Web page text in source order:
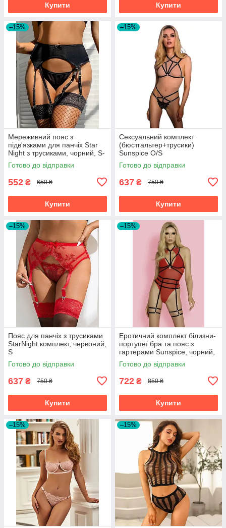
Купити Купити
–15%
Мереживний пояс з
підв'язками для панчіх Star
Night з трусиками, чорний, S-
M
Готово до відправки
552 ₴ 650 ₴
Купити
–15%
Сексуальний комплект
(бюстгальтер+трусики)
Sunspice O/S
Готово до відправки
637 ₴ 750 ₴
Купити
–15%
Пояс для панчіх з трусиками
StarNight комплект, червоний,
S
Готово до відправки
637 ₴ 750 ₴
Купити
–15%
Еротичний комплект білизни-
портупеї бра та пояс з
гартерами Sunspice, чорний,
One Size
Готово до відправки
722 ₴ 850 ₴
Купити
–15% –15%